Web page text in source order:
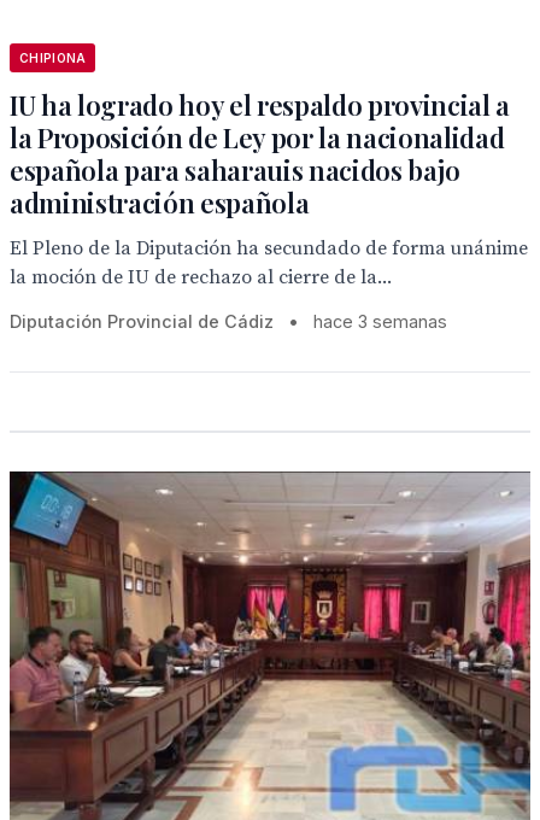
CHIPIONA
IU ha logrado hoy el respaldo provincial a
la Proposición de Ley por la nacionalidad
española para saharauis nacidos bajo
administración española
El Pleno de la Diputación ha secundado de forma unánime
la moción de IU de rechazo al cierre de la...
Diputación Provincial de Cádiz • hace 3 semanas